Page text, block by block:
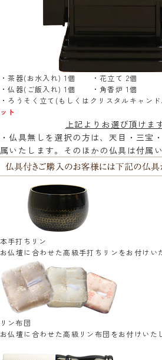
・茶器(お水入れ) 1個 ・花立て 2個
・仏器(ご飯入れ) 1個 ・角香炉 1個
・ろうそく立て(もしくはクリスタルキャン
ット
上記よりお選び頂けま
・仏具無しを選択の方は、天目・三宝
属いたします。そのほかの仏具は付属い
本手打ちリン
お仏壇に合わせた高級手打ちリンをお付けい
リン布団
お仏壇に合わせた高級リン布団をお付けいた